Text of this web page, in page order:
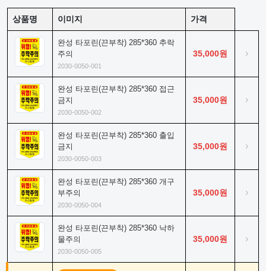
상품명 이미지 가격
완성 타포린(끈부착) 285*360 추락
주의
2030-0050-001
35,000원 ›
완성 타포린(끈부착) 285*360 접근
금지
2030-0050-002
35,000원 ›
완성 타포린(끈부착) 285*360 출입
금지
2030-0050-003
35,000원 ›
완성 타포린(끈부착) 285*360 개구
부주의
2030-0050-004
35,000원 ›
완성 타포린(끈부착) 285*360 낙하
물주의
2030-0050-005
35,000원 ›